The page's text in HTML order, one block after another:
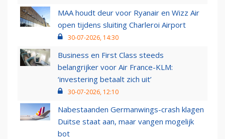
MAA houdt deur voor Ryanair en Wizz Air
open tijdens sluiting Charleroi Airport
30-07-2026, 14:30
Business en First Class steeds
belangrijker voor Air France-KLM:
‘investering betaalt zich uit’
30-07-2026, 12:10
Nabestaanden Germanwings-crash klagen
Duitse staat aan, maar vangen mogelijk
bot